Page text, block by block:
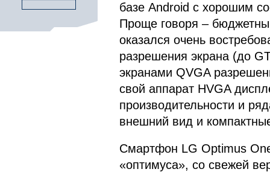
базе Android с хорошим
Проще говоря –
оказался очень
разрешения экрана (до
экранами QVGA
свой аппарат HVGA
производительности и
внешний вид и
Смартфон LG Optimus
«оптимуса», со свежей